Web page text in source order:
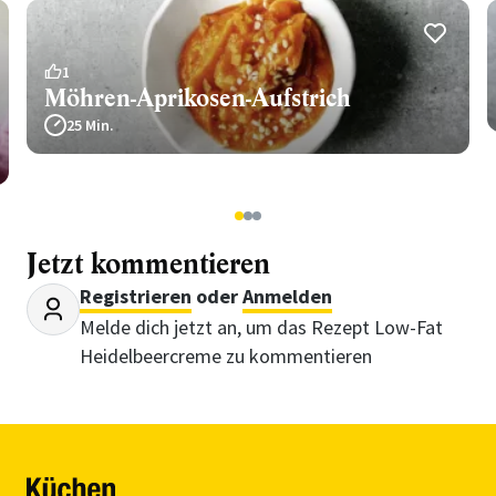
1
Möhren-Aprikosen-Aufstrich
25 Min.
123
Jetzt kommentieren
Registrieren oderAnmelden
Melde dich jetzt an, um das Rezept Low-Fat
Heidelbeercreme zu kommentieren